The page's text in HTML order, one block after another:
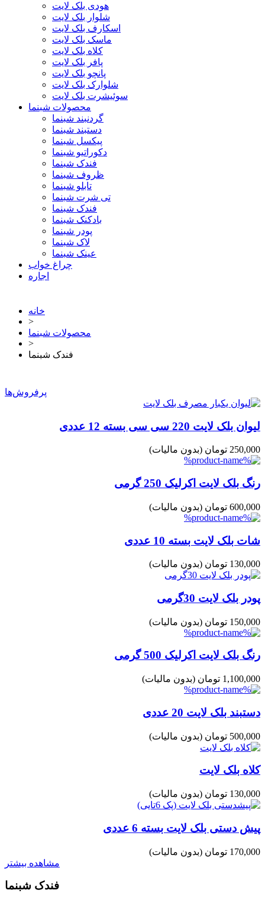
هودی بلک لایت
شلوار بلک لایت
اسکارف بلک لایت
ماسک بلک لایت
کلاه بلک لایت
پافر بلک لایت
پانچو بلک لایت
شلوارک بلک لایت
سوئیشرت بلک لایت
محصولات شبنما
گردنبند شبنما
دستبند شبنما
پیکسل شبنما
دکوراتیو شبنما
فندک شبنما
ظروف شبنما
تابلو شبنما
تی شرت شبنما
فندک شبنما
بادکنک شبنما
پودر شبنما
لاک شبنما
عینک شبنما
چراغ خواب
اجاره
خانه
>
محصولات شبنما
>
فندک شبنما
پرفروش‌ها
لیوان بلک لایت 220 سی سی بسته 12 عددی
250,000 تومان (بدون مالیات)
رنگ بلک لایت اکرلیک 250 گرمی
600,000 تومان (بدون مالیات)
شات بلک لایت بسته 10 عددی
130,000 تومان (بدون مالیات)
پودر بلک لایت 30گرمی
150,000 تومان (بدون مالیات)
رنگ بلک لایت اکرلیک 500 گرمی
1,100,000 تومان (بدون مالیات)
دستبند بلک لایت 20 عددی
500,000 تومان (بدون مالیات)
کلاه بلک لایت
130,000 تومان (بدون مالیات)
پیش دستی بلک لایت بسته 6 عددی
170,000 تومان
(بدون مالیات)
مشاهده بیشتر
فندک شبنما